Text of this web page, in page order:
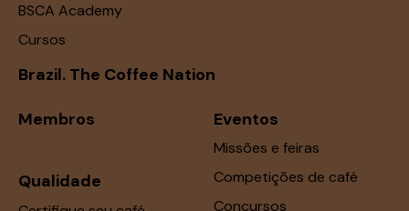
BSCA Academy
Cursos
Brazil. The Coffee Nation
Membros
Qualidade
Eventos
Missões e feiras
Competições de café
Concursos